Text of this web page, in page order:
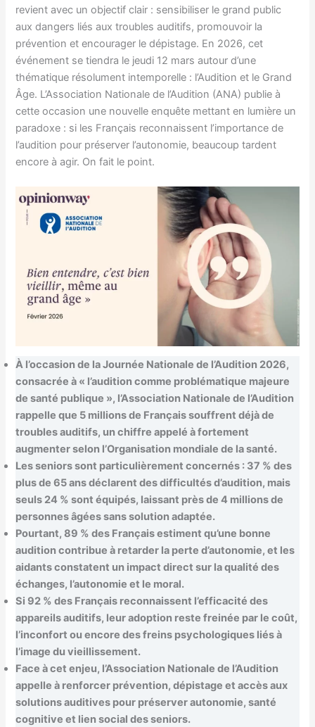
revient avec un objectif clair : sensibiliser le grand public
aux dangers liés aux troubles auditifs, promouvoir la
prévention et encourager le dépistage. En 2026, cet
événement se tiendra le jeudi 12 mars autour d’une
thématique résolument intemporelle : l’Audition et le Grand
Âge. L’Association Nationale de l’Audition (ANA) publie à
cette occasion une nouvelle enquête mettant en lumière un
paradoxe : si les Français reconnaissent l’importance de
l’audition pour préserver l’autonomie, beaucoup tardent
encore à agir. On fait le point.
À l’occasion de la Journée Nationale de l’Audition 2026,
consacrée à « l’audition comme problématique majeure
de santé publique », l’Association Nationale de l’Audition
rappelle que 5 millions de Français souffrent déjà de
troubles auditifs, un chiffre appelé à fortement
augmenter selon l’Organisation mondiale de la santé.
Les seniors sont particulièrement concernés : 37 % des
plus de 65 ans déclarent des difficultés d’audition, mais
seuls 24 % sont équipés, laissant près de 4 millions de
personnes âgées sans solution adaptée.
Pourtant, 89 % des Français estiment qu’une bonne
audition contribue à retarder la perte d’autonomie, et les
aidants constatent un impact direct sur la qualité des
échanges, l’autonomie et le moral.
Si 92 % des Français reconnaissent l’efficacité des
appareils auditifs, leur adoption reste freinée par le coût,
l’inconfort ou encore des freins psychologiques liés à
l’image du vieillissement.
Face à cet enjeu, l’Association Nationale de l’Audition
appelle à renforcer prévention, dépistage et accès aux
solutions auditives pour préserver autonomie, santé
cognitive et lien social des seniors.